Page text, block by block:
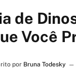
de
Você
por Bruna Todesky